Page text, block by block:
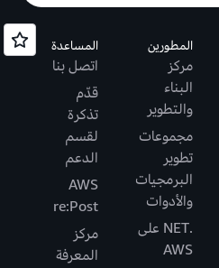
المطورين
مركز
البناء
والتطوير
مجموعات
تطوير
البرمجيات
والأدوات
.NET على
AWS
المساعدة
اتصل بنا
قدّم
تذكرة
لقسم
الدعم
AWS
re:Post
مركز
المعرفة